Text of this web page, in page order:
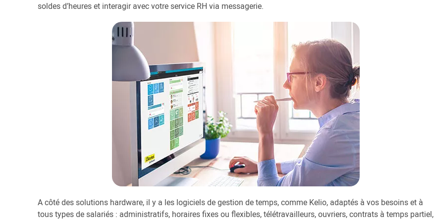
soldes d’heures et interagir avec votre service RH via messagerie.
A côté des solutions hardware, il y a les logiciels de gestion de temps, comme Kelio, adaptés à vos besoins et à
tous types de salariés : administratifs, horaires fixes ou flexibles, télétravailleurs, ouvriers, contrats à temps partiel,